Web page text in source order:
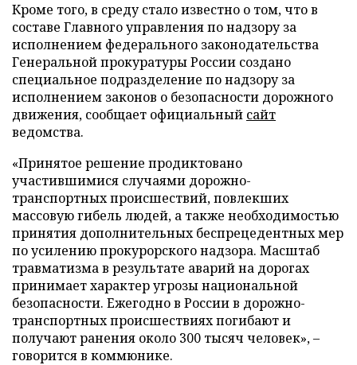
Кроме того, в среду стало известно о том, что в
составе Главного управления по надзору за
исполнением федерального законодательства
Генеральной прокуратуры России создано
специальное подразделение по надзору за
исполнением законов о безопасности дорожного
движения, сообщает официальный сайт
ведомства.
«Принятое решение продиктовано
участившимися случаями дорожно-
транспортных происшествий, повлекших
массовую гибель людей, а также необходимостью
принятия дополнительных беспрецедентных мер
по усилению прокурорского надзора. Масштаб
травматизма в результате аварий на дорогах
принимает характер угрозы национальной
безопасности. Ежегодно в России в дорожно-
транспортных происшествиях погибают и
получают ранения около 300 тысяч человек», –
говорится в коммюнике.